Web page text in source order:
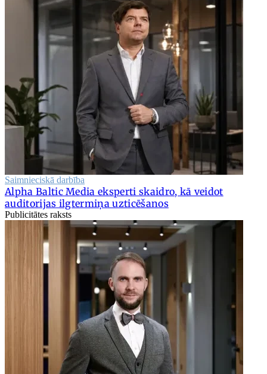
Saimnieciskā darbība
Alpha Baltic Media eksperti skaidro, kā veidot
auditorijas ilgtermiņa uzticēšanos
Publicitātes raksts